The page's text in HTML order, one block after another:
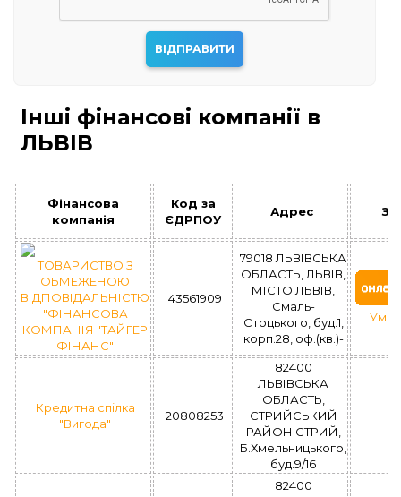
Інші фінансові компанії в
ЛЬВІВ
Фінансова
компанія
Код за
ЄДРПОУ
Адрес
ТОВАРИСТВО З
ОБМЕЖЕНОЮ
ВІДПОВІДАЛЬНІСТЮ
"ФІНАНСОВА
КОМПАНІЯ "ТАЙГЕР
ФІНАНС"
43561909
79018 ЛЬВІВСЬКА
ОБЛАСТЬ, ЛЬВІВ,
МІСТО ЛЬВІВ,
Смаль-
Стоцького, буд.1,
корп.28, оф.(кв.)-
Кредитна спілка
"Вигода"
20808253
82400
ЛЬВІВСЬКА
ОБЛАСТЬ,
СТРИЙСЬКИЙ
РАЙОН СТРИЙ,
Б.Хмельницького,
буд.9/16
82400